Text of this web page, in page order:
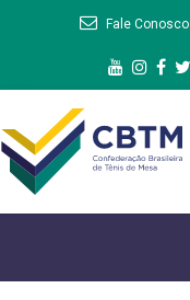
Fale Conosco